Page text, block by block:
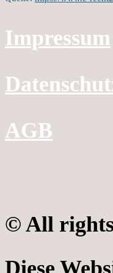
Impressum
AGB
© All
Diese